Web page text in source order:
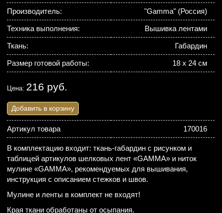
Производитель: "Gamma" (Россия)
Техника выполнения: Вышивка лентами
Ткань: Габардин
Размер готовой работы: 18 х 24 см
Цена: 216 руб.
Добавить в корзину
Артикул товара 170016
В комплектацию входит: ткань-габардин с рисунком и
таблицей артикулов шелковых лент «GAMMA» и ниток
мулине «GAMMA», рекомендуемых для вышивания,
инструкция с описанием стежков и швов.
Мулине и ленты в комплект не входят!
Края ткани обработаны от осыпания.